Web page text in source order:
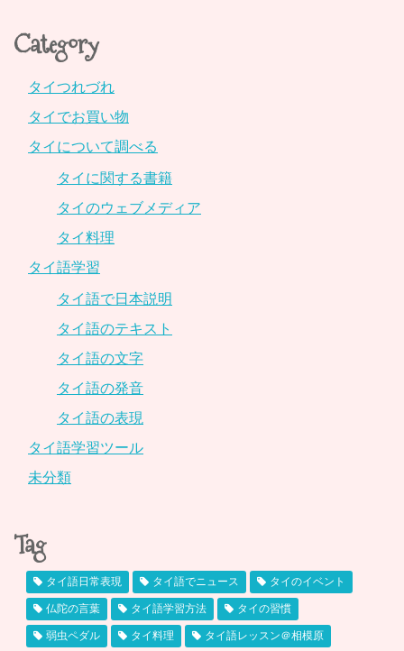
Category
タイつれづれ
タイでお買い物
タイについて調べる
タイに関する書籍
タイのウェブメディア
タイ料理
タイ語学習
タイ語で日本説明
タイ語のテキスト
タイ語の文字
タイ語の発音
タイ語の表現
タイ語学習ツール
未分類
Tag
タイ語日常表現 タイ語でニュース タイのイベント
仏陀の言葉 タイ語学習方法 タイの習慣
弱虫ペダル タイ料理 タイ語レッスン＠相模原